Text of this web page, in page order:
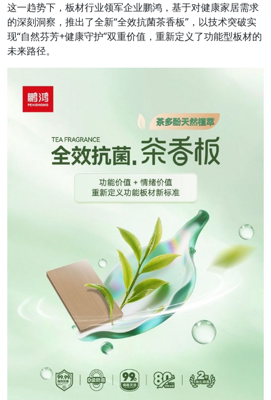
这一趋势下，板材行业领军企业鹏鸿，基于对健康家居需求
的深刻洞察，推出了全新“全效抗菌茶香板”，以技术突破实
现“自然芬芳+健康守护”双重价值，重新定义了功能型板材的
未来路径。